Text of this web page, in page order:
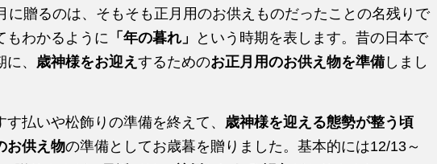
に贈るのは、そもそも正月用のお供えものだったことの名残りで
もわかるように
「年の暮れ」
という時期を表します。昔の日本で
、 歳神様をお迎え するためのお正月用のお供え物を準備 しまし
す払いや松飾りの準備を終えて、 歳神様を迎える態勢が整う頃
お供え物の準備としてお歳暮を贈りました。基本的には12/13～